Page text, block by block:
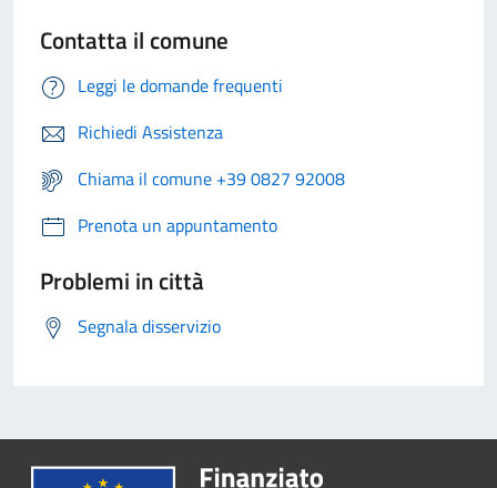
Contatta il comune
Leggi le domande frequenti
Richiedi Assistenza
Chiama il comune +39 0827 92008
Prenota un appuntamento
Problemi in città
Segnala disservizio